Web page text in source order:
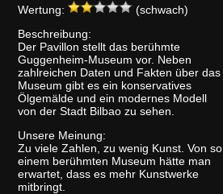
Wertung:
(schwach)
Beschreibung:
Der Pavillon stellt das berühmte
Guggenheim-Museum vor. Neben
zahlreichen Daten und Fakten über das
Museum gibt es ein konservatives
Ölgemälde und ein modernes Modell
von der Stadt Bilbao zu sehen.
Unsere Meinung:
Zu viele Zahlen, zu wenig Kunst. Von so
einem berühmten Museum hätte man
erwartet, dass es mehr Kunstwerke
mitbringt.